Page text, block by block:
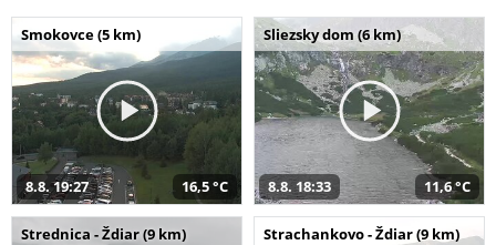
Smokovce (5 km)
8.8. 19:27 16,5 °C
Sliezsky dom (6 km)
8.8. 18:33 11,6 °C
Strednica - Ždiar (9 km) Strachankovo - Ždiar (9 km)